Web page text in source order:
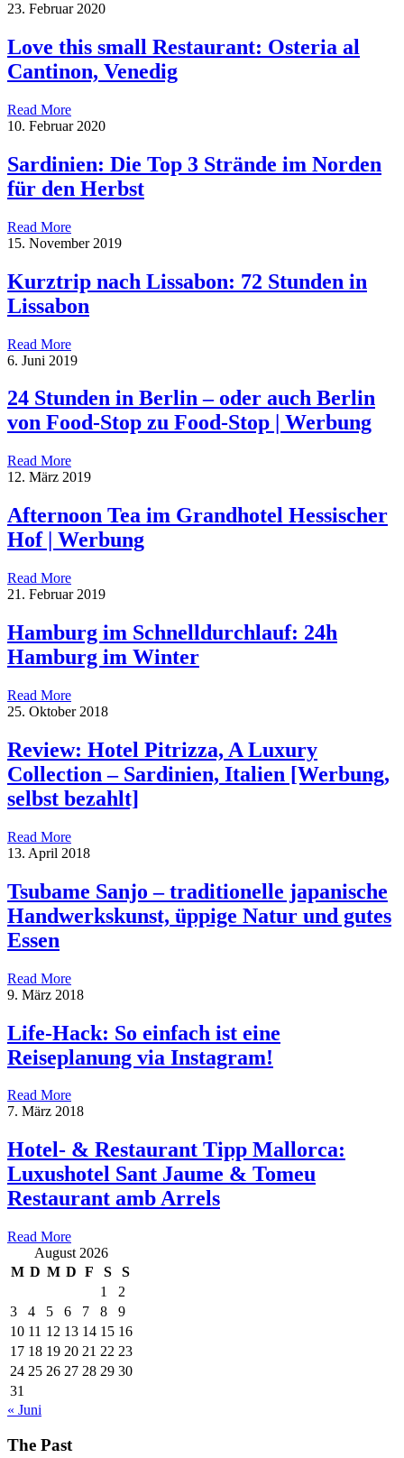
23. Februar 2020
Love this small Restaurant: Osteria al
Cantinon, Venedig
Read More
10. Februar 2020
Sardinien: Die Top 3 Strände im Norden
für den Herbst
Read More
15. November 2019
Kurztrip nach Lissabon: 72 Stunden in
Lissabon
Read More
6. Juni 2019
24 Stunden in Berlin – oder auch Berlin
von Food-Stop zu Food-Stop | Werbung
Read More
12. März 2019
Afternoon Tea im Grandhotel Hessischer
Hof | Werbung
Read More
21. Februar 2019
Hamburg im Schnelldurchlauf: 24h
Hamburg im Winter
Read More
25. Oktober 2018
Review: Hotel Pitrizza, A Luxury
Collection – Sardinien, Italien [Werbung,
selbst bezahlt]
Read More
13. April 2018
Tsubame Sanjo – traditionelle japanische
Handwerkskunst, üppige Natur und gutes
Essen
Read More
9. März 2018
Life-Hack: So einfach ist eine
Reiseplanung via Instagram!
Read More
7. März 2018
Hotel- & Restaurant Tipp Mallorca:
Luxushotel Sant Jaume & Tomeu
Restaurant amb Arrels
Read More
August 2026
M D M D F S
S
1
2
3
4 5 6 7 8
9
10 11 12 13 14 15 16
17 18 19 20 21 22 23
24 25 26 27 28 29 30
31
« Juni
The Past